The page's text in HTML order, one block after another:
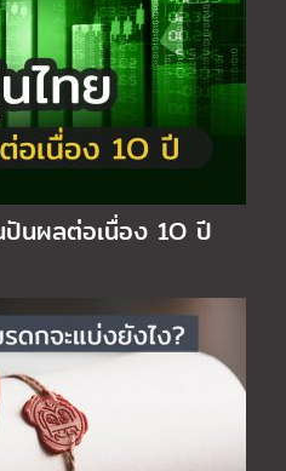
ปันผลต่อเนื่อง 1O ปี